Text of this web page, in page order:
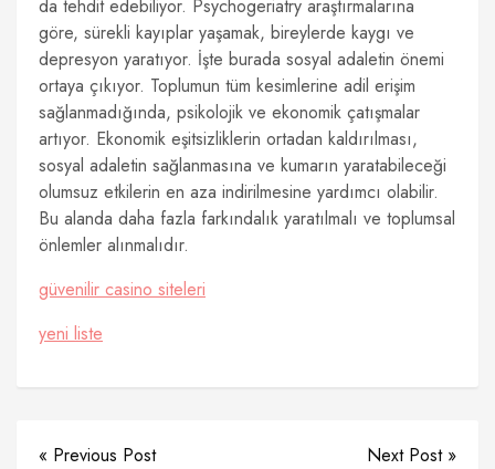
da tehdit edebiliyor. Psychogeriatry araştırmalarına
göre, sürekli kayıplar yaşamak, bireylerde kaygı ve
depresyon yaratıyor. İşte burada sosyal adaletin önemi
ortaya çıkıyor. Toplumun tüm kesimlerine adil erişim
sağlanmadığında, psikolojik ve ekonomik çatışmalar
artıyor. Ekonomik eşitsizliklerin ortadan kaldırılması,
sosyal adaletin sağlanmasına ve kumarın yaratabileceği
olumsuz etkilerin en aza indirilmesine yardımcı olabilir.
Bu alanda daha fazla farkındalık yaratılmalı ve toplumsal
önlemler alınmalıdır.
güvenilir casino siteleri
yeni liste
« Previous Post Next Post »